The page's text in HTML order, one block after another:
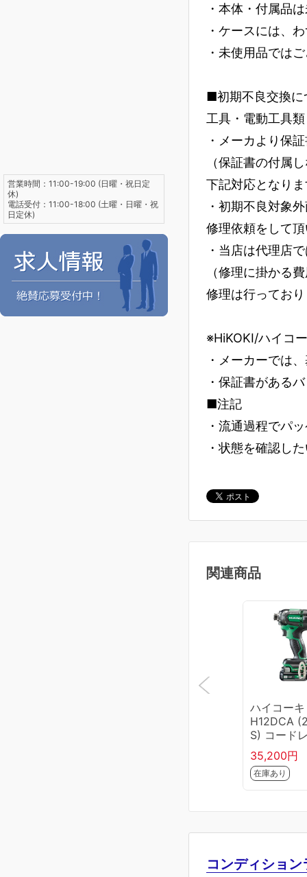
・本体・付属品
・ケースには、
・未使用品では
■初期不良交換に
工具・電動工具
・メーカより保
（保証書の付属
下記対応となり
・初期不良対象
修理依頼をして
・当店は代理店
（修理に掛かる
修理は行ってお
※HiKOKI/ハイコ
・メーカーでは
・保証書がある
■注記
・流通過程でパ
・状態を確認し
関連商品
ハイコー
H12DCA
S) コード
インパク
ライバ (バ
リ×2個、
器、ケース
35,200円
在庫あり
コンディション
営業時間：11:00-19:00 (日曜・祝日定
休)
電話受付：11:00-18:00 (土曜・日曜・祝
日定休)